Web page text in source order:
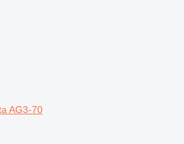
AG3-70